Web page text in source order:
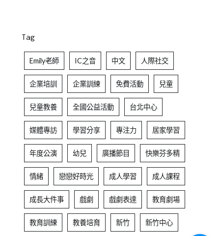
Tag
Emily老師 IC之音 中文 人際社交
企業培訓 企業訓練 免費活動 兒童
兒童教養 全國公益活動 台北中心
媒體專訪 學習分享 專注力 居家學習
年度公演 幼兒 廣播節目 快樂芬多精
情緒 戀戀好時光 成人學習 成人課程
成長大件事 戲劇 戲劇表達 教育劇場
教育訓練 教養培育 新竹 新竹中心